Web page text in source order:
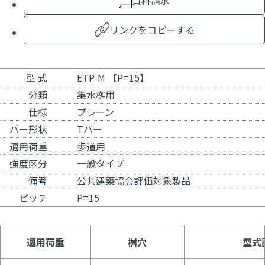
リンクをコピーする
型 式
ETP-M 【P=15】
分類
集水桝用
仕様
プレーン
バー形状
Tバー
適用荷重
歩道用
強度区分
一般タイプ
備考
公共建築協会評価対象製品
ピッチ
P=15
適用荷重 桝穴 型式